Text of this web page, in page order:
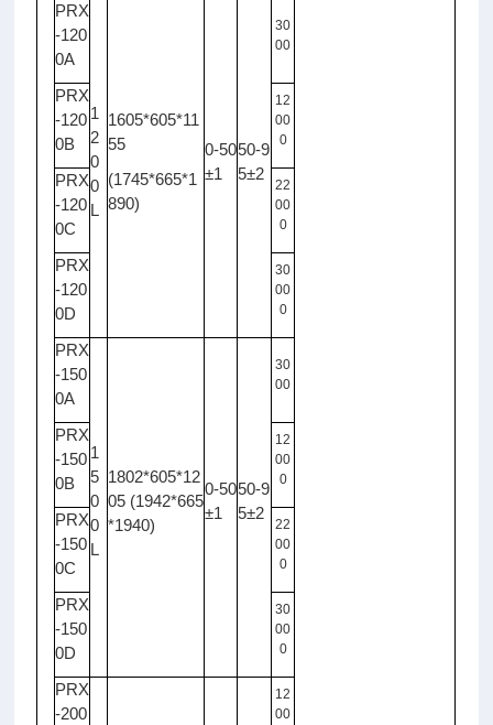
PRX
-120
0A
1
2
0
0
L
1605*605*11
55
(1745*665*1
890)
0-50
±1
50-9
5±2
30
00
PRX
-120
0B
12
00
0
PRX
-120
0C
22
00
0
PRX
-120
0D
30
00
0
PRX
-150
0A
1
5
0
0
L
1802*605*12
05 (1942*665
*1940)
0-50
±1
50-9
5±2
30
00
PRX
-150
0B
12
00
0
PRX
-150
0C
22
00
0
PRX
-150
0D
30
00
0
PRX
-200
12
00